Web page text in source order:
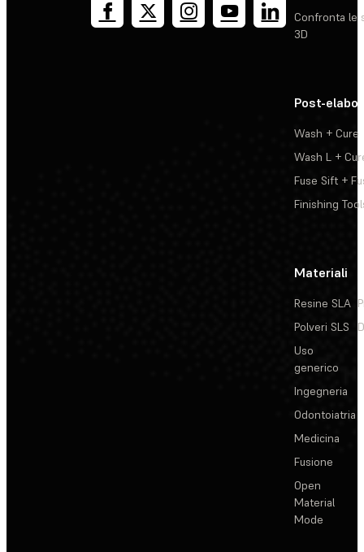
Confronta le
3D
Post-
Wash + Cure
Wash L +
Fuse Sift +
Finishing
Materiali
Resine SLA
Polveri SLS
Uso
generico
Ingegneria
Odontoiatria
Medicina
Fusione
Open
Material
Mode